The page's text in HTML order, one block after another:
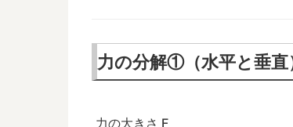
力の分解①（水平と垂直
力の大きさ F